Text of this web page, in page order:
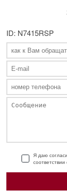
ID: N7415RSP
Я даю
соответствии